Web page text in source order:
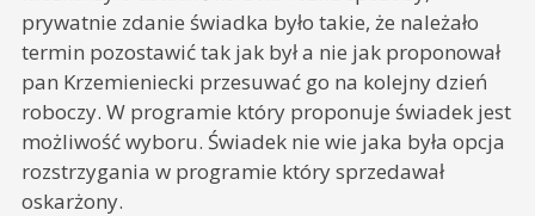
prywatnie zdanie świadka było takie, że należało
termin pozostawić tak jak był a nie jak proponował
pan Krzemieniecki przesuwać go na kolejny dzień
roboczy. W programie który proponuje świadek jest
możliwość wyboru. Świadek nie wie jaka była opcja
rozstrzygania w programie który sprzedawał
oskarżony.